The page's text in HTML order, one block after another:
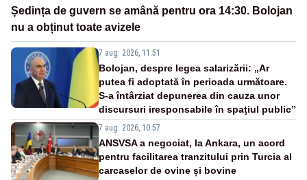
Ședința de guvern se amână pentru ora 14:30. Bolojan
nu a obținut toate avizele
7 aug. 2026, 11:51
Bolojan, despre legea salarizării: „Ar
putea fi adoptată în perioada următoare.
S-a întârziat depunerea din cauza unor
discursuri iresponsabile în spaţiul public”
7 aug. 2026, 10:57
ANSVSA a negociat, la Ankara, un acord
pentru facilitarea tranzitului prin Turcia al
carcaselor de ovine și bovine